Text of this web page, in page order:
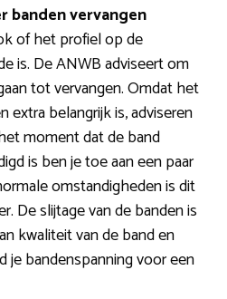
banden vervangen
of het profiel op de
is. De ANWB adviseert om
tot vervangen. Omdat het
extra belangrijk is, adviseren
moment dat de band
is ben je toe aan een paar
omstandigheden is dit
De slijtage van de banden is
kwaliteit van de band en
je bandenspanning voor een